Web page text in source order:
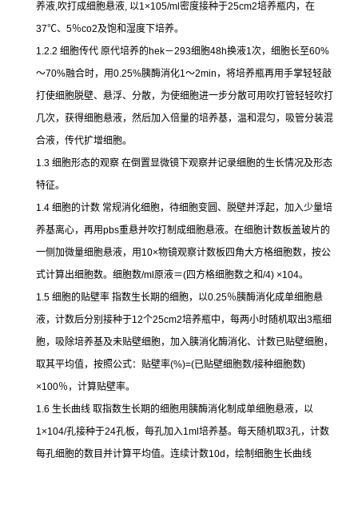
养液,吹打成细胞悬液, 以1×105/ml 密度接种于25cm2培养瓶内，在
37℃、 5％co2及饱和湿度下培养。
1.2.2 细胞传代 原代培养的hek－293细胞48h换液1次，细胞长至60%
～70%融合时，用0.25%胰酶消化1～2min ，将培养瓶再用手掌轻轻敲
打使细胞脱壁、悬浮、分散，为使细胞进一步分散可用吹打管轻轻吹打
几次，获得细胞悬液，然后加入倍量的培养基，温和混匀，吸管分装混
合液，传代扩增细胞。
1.3 细胞形态的观察 在倒置显微镜下观察并记录细胞的生长情况及形态
特征。
1.4 细胞的计数 常规消化细胞，待细胞变圆、脱壁并浮起，加入少量培
养基离心，再用pbs重悬并吹打制成细胞悬液。在细胞计数板盖玻片的
一侧加微量细胞悬液，用 10×物镜观察计数板四角大方格细胞数，按公
式计算出细胞数。细胞数/ml 原液＝(四方格细胞数之和/4) ×104。
1.5 细胞的贴壁率 指数生长期的细胞，以0.25％胰酶消化成单细胞悬
液，计数后分别接种于12个25cm2培养瓶中，每两小时随机取出3瓶细
胞，吸除培养基及未贴壁细胞，加入胰消化酶消化、计数已贴壁细胞，
取其平均值，按照公式：贴壁率(%)=(已贴壁细胞数/接种细胞数)
×100％，计算贴壁率。
1.6 生长曲线 取指数生长期的细胞用胰酶消化制成单细胞悬液，以
1×104/孔接种于24孔板，每孔加入1ml 培养基。每天随机取3孔，计数
每孔细胞的数目并计算平均值。连续计数10d ，绘制细胞生长曲线